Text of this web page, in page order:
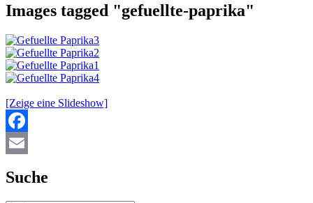
Images tagged "gefuellte-paprika"
[Zeige eine Slideshow]
Facebook
Suche